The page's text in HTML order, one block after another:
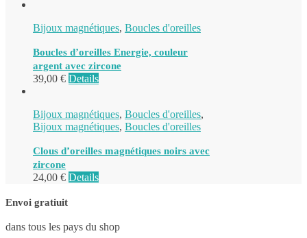
Bijoux magnétiques, Boucles d'oreilles
Boucles d’oreilles Energie, couleur
argent avec zircone
39,00 € Details
Bijoux magnétiques, Boucles d'oreilles,
Bijoux magnétiques, Boucles d'oreilles
Clous d’oreilles magnétiques noirs avec
zircone
24,00 € Details
Envoi gratiuit
dans tous les pays du shop